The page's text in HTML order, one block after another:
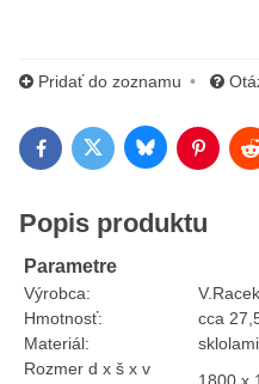
Pridať do zoznamu
FacebookTwitterBlueskyPinterest
Popis produktu
Parametre
Výrobca:
V.Racek
Hmotnosť:
cca
Materiál:
Rozmer d x š x v